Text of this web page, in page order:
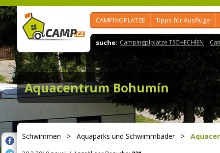
CAMPINGPLÄTZE Tipps für Ausflüge
suche: Campingplplätze TSCHECHIEN
Aquacentrum Bohumín
Schwimmen > Aquaparks und Schwimmbäder>